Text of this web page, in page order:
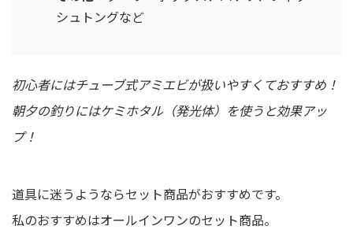
シュトングなど
初心者にはチューブ式アミエビが扱いやすくておすすめ！
朝夕の釣りにはケミホタル（発光体）を使うと効果アッ
プ！
道具に迷うようならセット商品がおすすめです。
私のおすすめはオールインワンのセット商品。